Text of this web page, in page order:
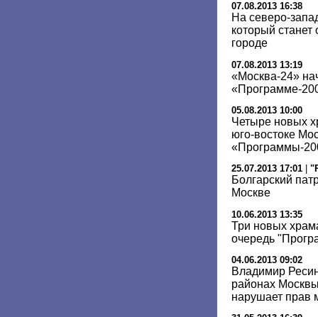
07.08.2013 16:38
На северо-
который
городе
07.08.2013 13:19
«Москва-24»
«Программе-
05.08.2013 10:00
Четыре новых
юго-востоке
«Программы-
25.07.2013 17:01
Болгарский
Москве
10.06.2013 13:35
Три новых
очередь
04.06.2013 09:02
Владимир
районах
нарушает прав